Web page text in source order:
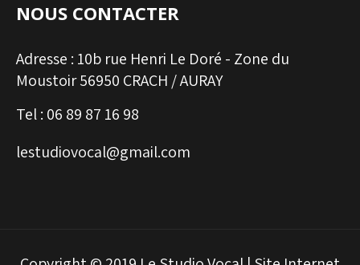
NOUS CONTACTER
Adresse : 10b rue Henri Le Doré - Zone du
Moustoir 56950 CRACH / AURAY
Tel : 06 89 87 16 98
lestudiovocal@gmail.com